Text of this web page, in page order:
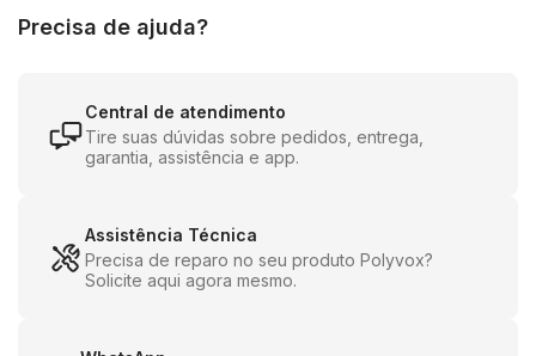
ruídopreserva a pureza do som, enquanto
Audio-Technica ATN-3600Lasseguram uma leitura
precisa dos sulcos do vinil. Opré-amplificador phono
integrado e selecionável
permite conectar o
cabos RCA, seja via conexão Bluetooth, oferecendo
versatilidade total.
Precisa de ajuda?
Central de atendimento
Tire suas dúvidas sobre pedidos, entrega,
garantia, assistência e app.
Assistência Técnica
Precisa de reparo no seu produto Polyvox?
Solicite aqui agora mesmo.